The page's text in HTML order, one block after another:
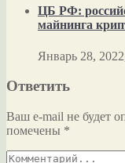
ЦБ РФ:
майнинга
Январь 28,
Ответить
Ваш e-mail не будет
помечены *